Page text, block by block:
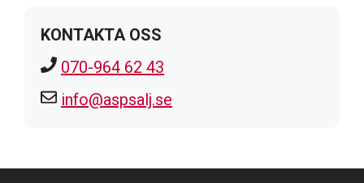
KONTAKTA OSS
070-964 62 43
info@aspsalj.se